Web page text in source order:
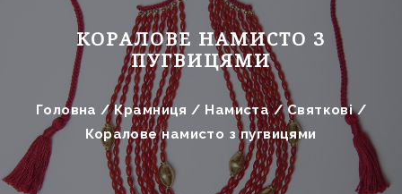
КОРАЛОВЕ НАМИСТО З
ПУГВИЦЯМИ
Головна /Крамниця / Намиста/Святкові/
Коралове намисто з пугвицями